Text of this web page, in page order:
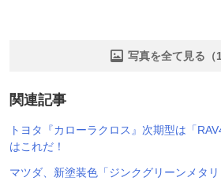
写真を全て見る（1
関連記事
トヨタ『カローラクロス』次期型は「
はこれだ！
マツダ、新塗装色「ジンクグリーンメタ